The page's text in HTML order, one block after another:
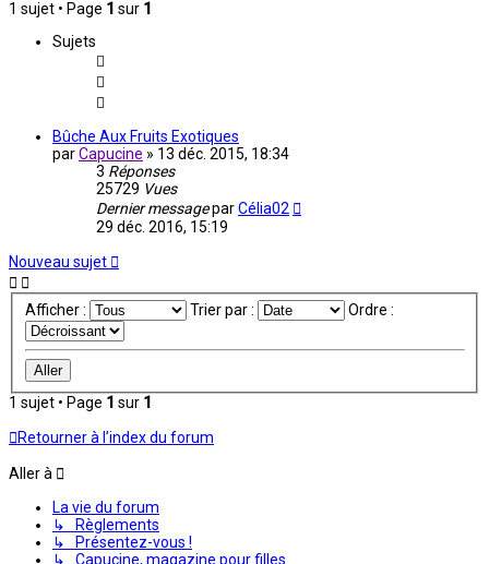
1 sujet • Page 1 sur 1
Sujets
Bûche Aux Fruits Exotiques
parCapucine » 13 déc. 2015, 18:34
3 Réponses
25729 Vues
Dernier messageparCélia02
29 déc. 2016, 15:19
Nouveau sujet
Afficher : Trier par : Ordre :
1 sujet • Page 1 sur 1
Retourner à l’index du forum
Aller à
La vie du forum
↳ Règlements
↳ Présentez-vous !
↳ Capucine, magazine pour filles